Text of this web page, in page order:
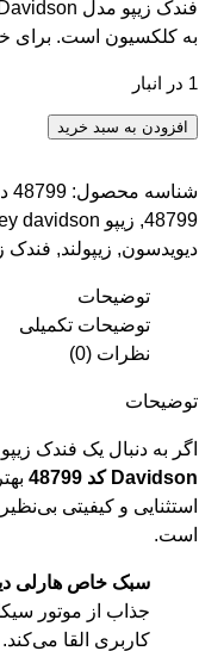
به کلکسیون است. برای
1 در انبار
فندک زیپو مدل Harley-Davidson کد 48799 عدد
افزودن به سبد خرید
شناسه محصول:48799
48799
, زیپو harley davidson
دیویدسون, زیپولند, فندک
توضیحات
توضیحات تکمیلی
نظرات (0)
توضیحات
اگر به دنبال یک فندک زیپو
Davidson کد 48799
استثنایی و کیفیتی
است.
سبک خاص هارلی
جذاب از موتور
کاربری القا می‌کند.